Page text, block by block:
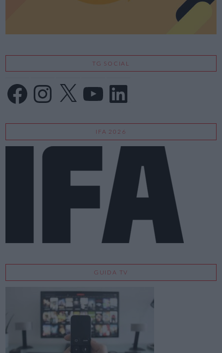
TG SOCIAL
FacebookInstagram
X YouTube LinkedIn
IFA 2026
GUIDA TV